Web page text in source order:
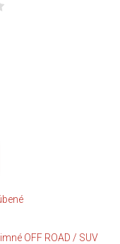
OFF ROAD / SUV